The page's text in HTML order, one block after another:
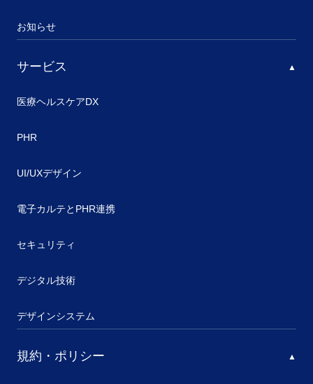
お知らせ
サービス
医療ヘルスケアDX
PHR
UI/UXデザイン
電子カルテとPHR連携
セキュリティ
デジタル技術
デザインシステム
規約・ポリシー